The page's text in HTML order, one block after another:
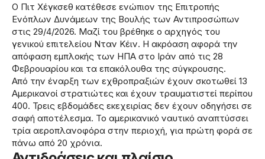
Ο Πιτ Χέγκσεθ κατέθεσε ενώπιον της Επιτροπής
Ενόπλων Δυνάμεων της Βουλής των Αντιπροσώπων
στις 29/4/2026. Μαζί του βρέθηκε ο αρχηγός του
γενικού επιτελείου Νταν Κέιν. Η ακρόαση αφορά την
απόφαση εμπλοκής των ΗΠΑ στο Ιράν από τις 28
Φεβρουαρίου και τα επακόλουθα της σύγκρουσης.
Από την έναρξη των εχθροπραξιών έχουν σκοτωθεί 13
Αμερικανοί στρατιώτες και έχουν τραυματιστεί περίπου
400. Τρεις εβδομάδες εκεχειρίας δεν έχουν οδηγήσει σε
σαφή αποτέλεσμα. Το αμερικανικό ναυτικό αναπτύσσει
τρία αεροπλανοφόρα στην περιοχή, για πρώτη φορά σε
πάνω από 20 χρόνια.